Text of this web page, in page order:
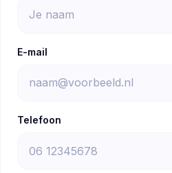
E-mail
Telefoon